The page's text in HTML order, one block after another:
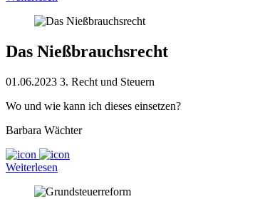
Das Nießbrauchsrecht
01.06.2023 3. Recht und Steuern
Wo und wie kann ich dieses einsetzen?
Barbara Wächter
Weiterlesen